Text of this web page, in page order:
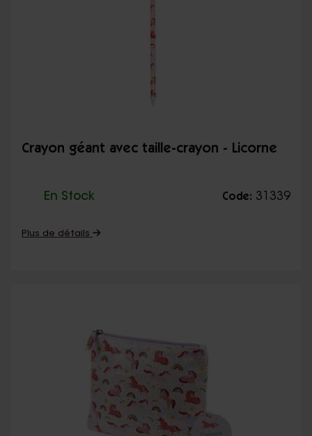
Crayon géant avec taille-crayon - Licorne
En Stock Code: 31339
Plus de détails